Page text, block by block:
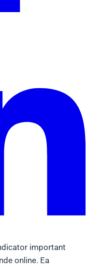
important
online. Ea